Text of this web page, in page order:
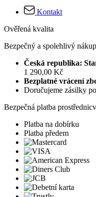
Kontakt
Ověřená kvalita
Bezpečný a spolehlivý nákup
Česká republika:
1 290,00 Kč
Bezplatné vrácení
Doručujeme zásilky
Bezpečná platba
Platba na dobírku
Platba předem